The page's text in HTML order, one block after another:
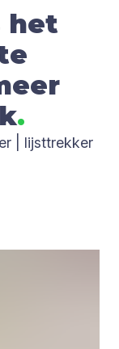
.
| lijsttrekker